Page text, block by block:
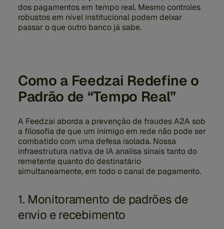
dos pagamentos em tempo real. Mesmo controles
robustos em nível institucional podem deixar
passar o que outro banco já sabe.
Como a Feedzai Redefine o
Padrão de “Tempo Real”
A Feedzai aborda a prevenção de fraudes A2A sob
a filosofia de que um inimigo em rede não pode ser
combatido com uma defesa isolada. Nossa
infraestrutura nativa de IA analisa sinais tanto do
remetente quanto do destinatário
simultaneamente, em todo o canal de pagamento.
1. Monitoramento de padrões de
envio e recebimento